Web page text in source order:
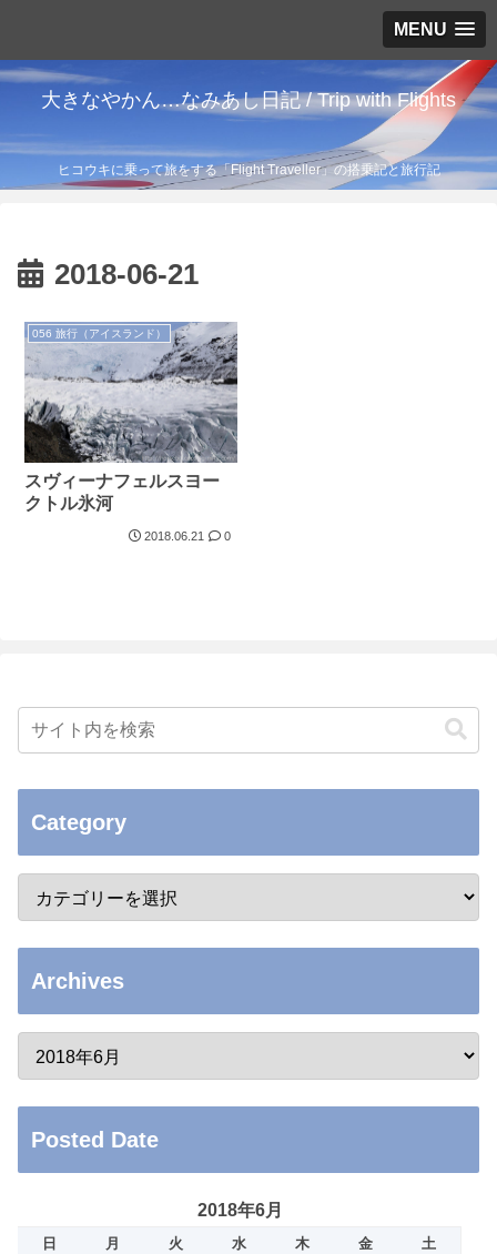
MENU
大きなやかん…なみあし日記 / Trip with Flights
ヒコウキに乗って旅をする「Flight Traveller」の搭乗記と旅行記
2018-06-21
056 旅行（アイスランド）
スヴィーナフェルスヨー
クトル氷河
2018.06.21 0
Category
Archives
Posted Date
2018年6月
日 月 火 水 木 金
土